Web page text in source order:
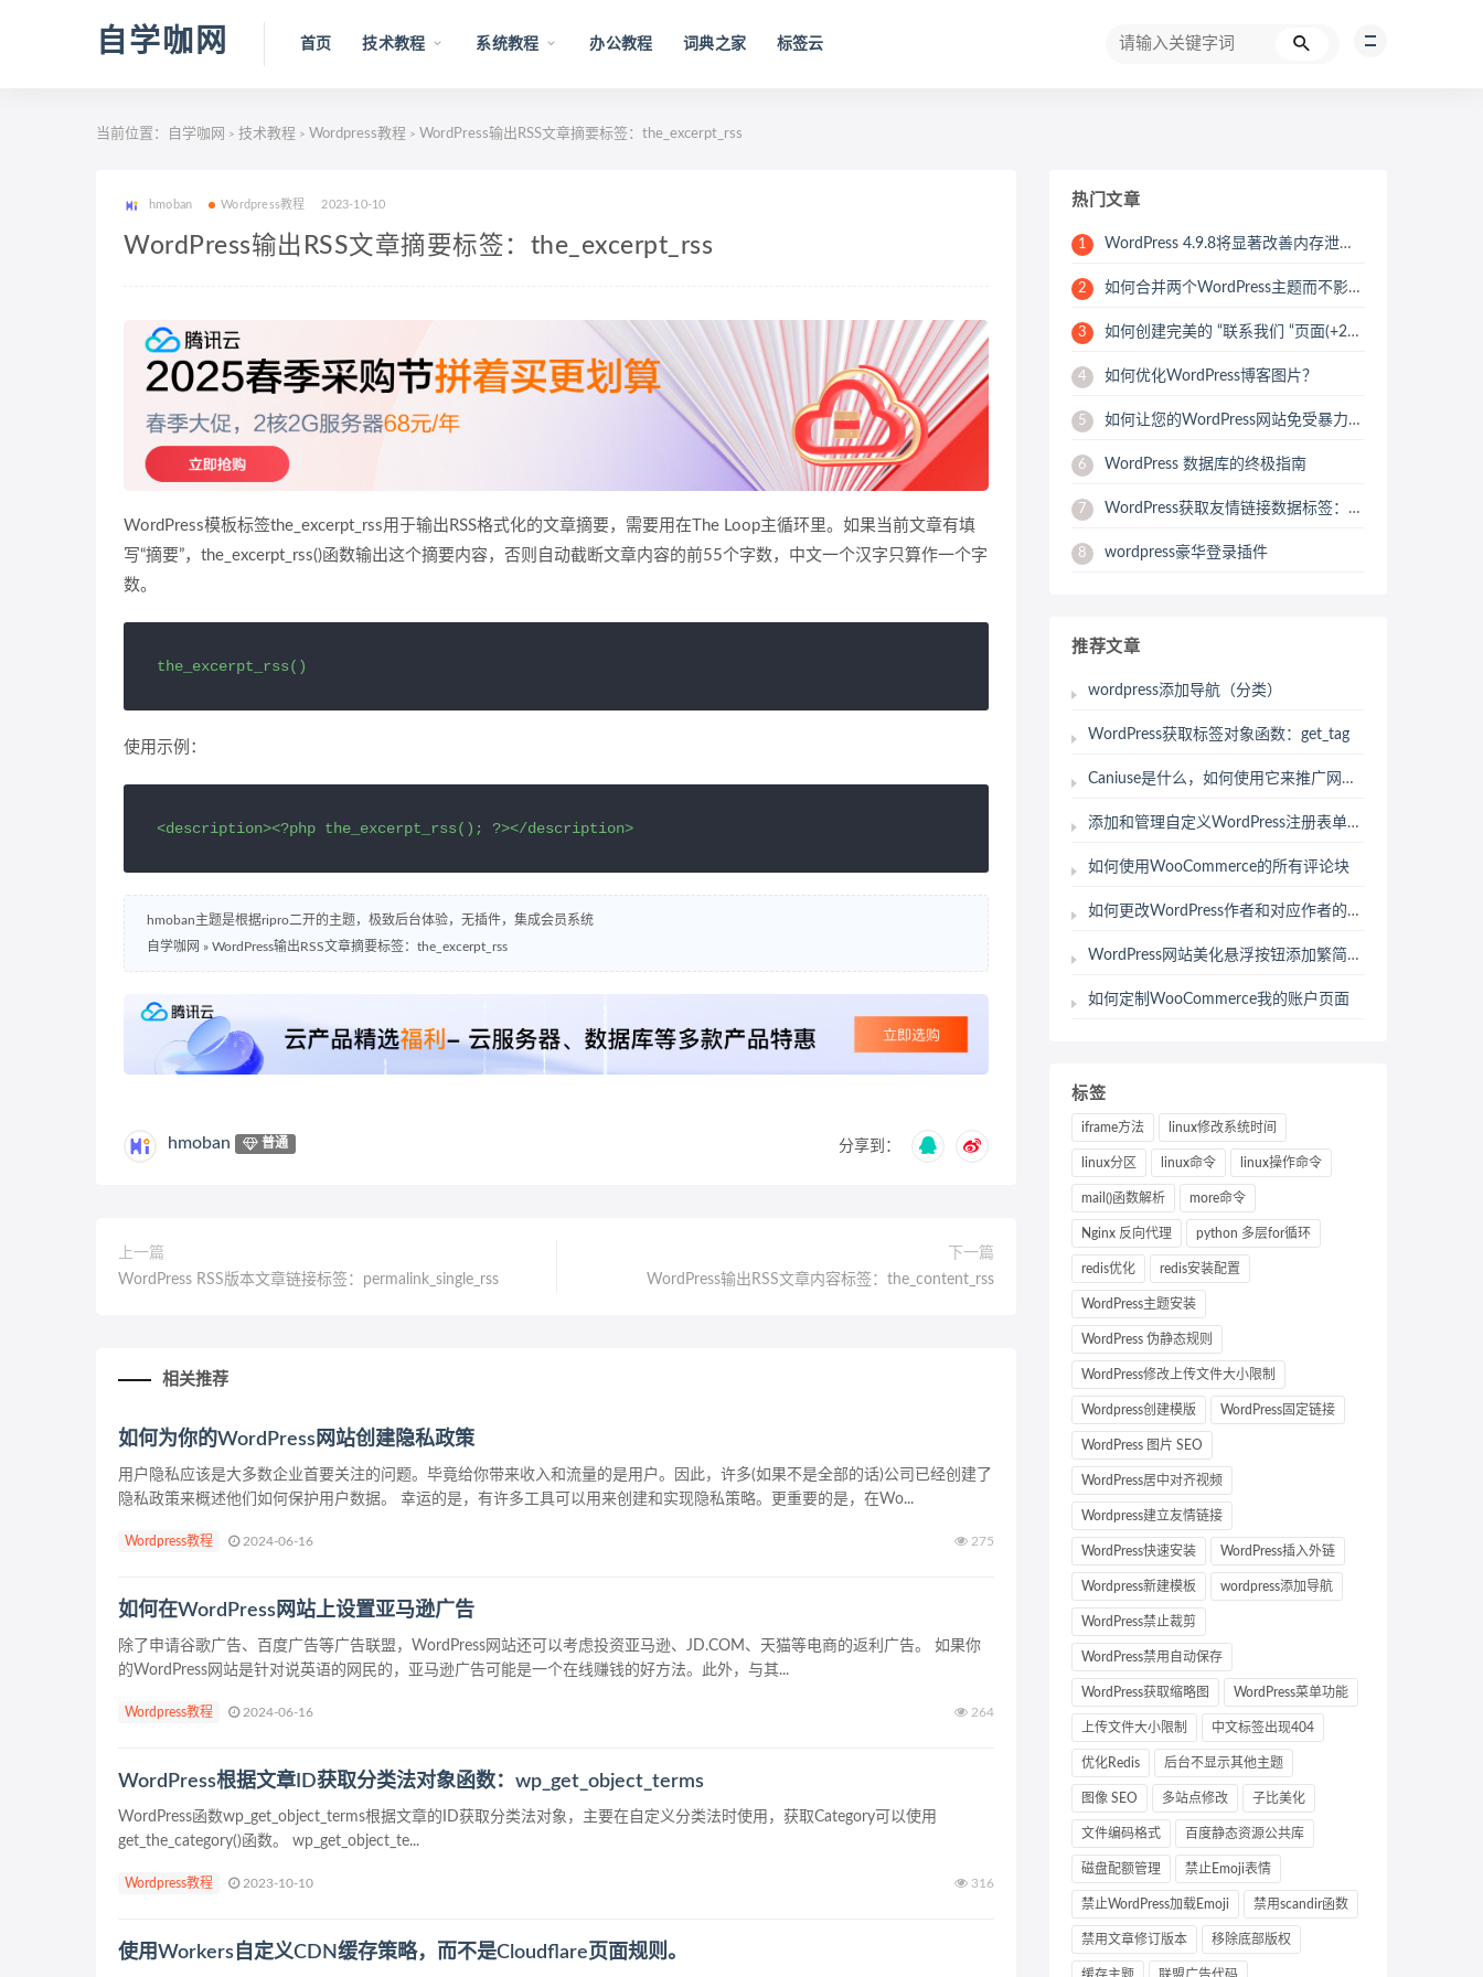
自学咖网 首页 技术教程 系统教程 办公教程 词典之家 标签云
当前位置： 自学咖网 > 技术教程 > Wordpress教程 > WordPress输出RSS文章摘要标签：the_excerpt_rss
hmoban Wordpress教程 2023-10-10
WordPress输出RSS文章摘要标签：the_excerpt_rss
WordPress模板标签the_excerpt_rss用于输出RSS格式化的文章摘要，需要用在The Loop主循环里。如果当前文章有填
写“摘要”，the_excerpt_rss()函数输出这个摘要内容，否则自动截断文章内容的前55个字数，中文一个汉字只算作一个字
数。
the_excerpt_rss()
使用示例：
<description><?php the_excerpt_rss(); ?></description>
hmoban主题是根据ripro二开的主题，极致后台体验，无插件，集成会员系统
自学咖网 » WordPress输出RSS文章摘要标签：the_excerpt_rss
hmoban 普通 分享到：
上一篇
WordPress RSS版本文章链接标签：permalink_single_rss
下一篇
WordPress输出RSS文章内容标签：the_content_rss
相关推荐
如何为你的WordPress网站创建隐私政策
用户隐私应该是大多数企业首要关注的问题。毕竟给你带来收入和流量的是用户。因此，许多(如果不是全部的话)公司已经创建了
隐私政策来概述他们如何保护用户数据。 幸运的是，有许多工具可以用来创建和实现隐私策略。更重要的是，在Wo...
Wordpress教程 2024-06-16 275
如何在WordPress网站上设置亚马逊广告
除了申请谷歌广告、百度广告等广告联盟，WordPress网站还可以考虑投资亚马逊、JD.COM、天猫等电商的返利广告。 如果你
的WordPress网站是针对说英语的网民的，亚马逊广告可能是一个在线赚钱的好方法。此外，与其...
Wordpress教程 2024-06-16 264
WordPress根据文章ID获取分类法对象函数：wp_get_object_terms
WordPress函数wp_get_object_terms根据文章的ID获取分类法对象，主要在自定义分类法时使用，获取Category可以使用
get_the_category()函数。 wp_get_object_te...
Wordpress教程 2023-10-10 316
使用Workers自定义CDN缓存策略，而不是Cloudflare页面规则。
热门文章
1 WordPress 4.9.8将显著改善内存泄漏问题
2 如何合并两个WordPress主题而不影响SEO
3 如何创建完美的 “联系我们 “页面(+25个例子)
4 如何优化WordPress博客图片？
5 如何让您的WordPress网站免受暴力攻击
6 WordPress 数据库的终极指南
7 WordPress获取友情链接数据标签：get_bookmarks
8 wordpress豪华登录插件
推荐文章
wordpress添加导航（分类）
WordPress获取标签对象函数：get_tag
Caniuse是什么，如何使用它来推广网站？
添加和管理自定义WordPress注册表单的完整指南
如何使用WooCommerce的所有评论块
如何更改WordPress作者和对应作者的存档页面slug
WordPress网站美化悬浮按钮添加繁简体切换,子比主题美化
如何定制WooCommerce我的账户页面
标签
iframe方法 linux修改系统时间
linux分区 linux命令 linux操作命令
mail()函数解析 more命令
Nginx 反向代理 python 多层for循环
redis优化 redis安装配置
WordPress主题安装
WordPress 伪静态规则
WordPress修改上传文件大小限制
Wordpress创建模版 WordPress固定链接
WordPress 图片 SEO
WordPress居中对齐视频
Wordpress建立友情链接
WordPress快速安装 WordPress插入外链
Wordpress新建模板 wordpress添加导航
WordPress禁止裁剪
WordPress禁用自动保存
WordPress获取缩略图 WordPress菜单功能
上传文件大小限制 中文标签出现404
优化Redis 后台不显示其他主题
图像 SEO 多站点修改 子比美化
文件编码格式 百度静态资源公共库
磁盘配额管理 禁止Emoji表情
禁止WordPress加载Emoji 禁用scandir函数
禁用文章修订版本 移除底部版权